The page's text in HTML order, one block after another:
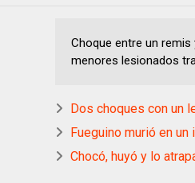
Choque entre un
menores lesionados
Dos choques con un
Fueguino murió en
Chocó, huyó y lo